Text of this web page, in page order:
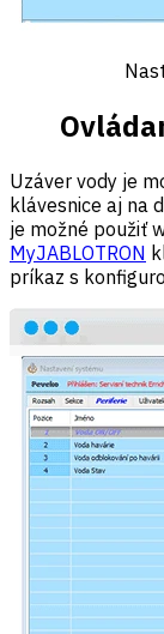
Uzáver vody je
klávesnice aj na
je možné použiť
MyJABLOTRON
príkaz s